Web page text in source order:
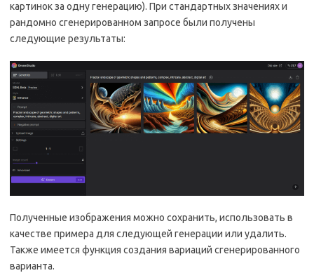
картинок за одну генерацию). При стандартных значениях и
рандомно сгенерированном запросе были получены
следующие результаты:
Полученные изображения можно сохранить, использовать в
качестве примера для следующей генерации или удалить.
Также имеется функция создания вариаций сгенерированного
варианта.